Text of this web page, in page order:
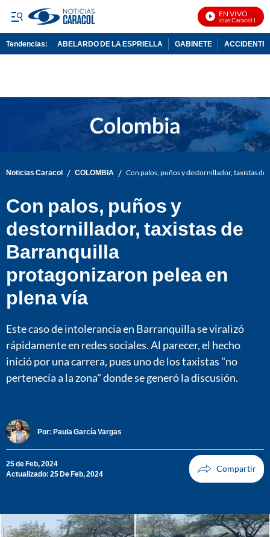
EN VIVO
Noticias Caracol En
Tendencias: ABELARDO DE LA ESPRIELLA GABINETE ACCIDENTE
Noticias Caracol / COLOMBIA / Con palos, puños y destornillador, taxistas
Con palos, puños y
destornillador, taxistas de
Barranquilla
protagonizaron pelea en
plena vía
Este caso de intolerancia en Barranquilla se viralizó
rápidamente en redes sociales. Al parecer, el hecho
inició por una carrera, pues uno de los taxistas "no
pertenecía a la zona" donde se generó la discusión.
Por: Paula García Vargas
25 de Feb, 2024
Actualizado: 25 De Feb, 2024